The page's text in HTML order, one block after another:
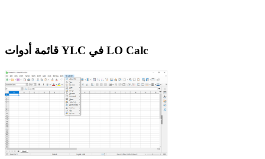
قائمة أدوات YLC في LO Calc